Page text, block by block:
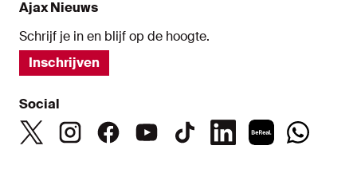
Ajax Nieuws
Schrijf je in en blijf op de hoogte.
Inschrijven
Social